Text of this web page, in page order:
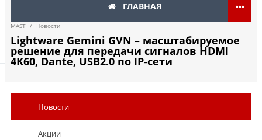
ГЛАВНАЯ
MAST / Новости
Lightware Gemini GVN – масштабируемое
решение для передачи сигналов HDMI
4K60, Dante, USB2.0 по IP-сети
Новости
Акции